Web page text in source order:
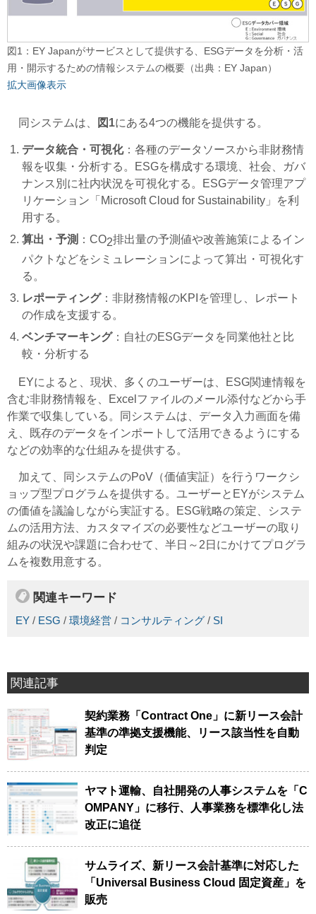
図1：EY Japanがサービスとして提供する、ESGデータを分析・活
用・開示するための情報システムの概要（出典：EY Japan）
拡大画像表示
同システムは、 図1にある4つの機能を提供する。
データ統合・可視化：各種のデータソースから非財務情
報を収集・分析する。ESGを構成する環境、社会、ガバ
ナンス別に社内状況を可視化する。ESGデータ管理アプ
リケーション「Microsoft Cloud for Sustainability」を利
用する。
算出・予測 ：CO2排出量の予測値や改善施策によるイン
パクトなどをシミュレーションによって算出・可視化す
る。
レポーティング：非財務情報のKPIを管理し、レポート
の作成を支援する。
ベンチマーキング：自社のESGデータを同業他社と比
較・分析する
EYによると、現状、多くのユーザーは、ESG関連情報を
含む非財務情報を、Excelファイルのメール添付などから手
作業で収集している。同システムは、データ入力画面を備
え、既存のデータをインポートして活用できるようにする
などの効率的な仕組みを提供する。
加えて、同システムのPoV（価値実証）を行うワークシ
ョップ型プログラムを提供する。ユーザーとEYがシステム
の価値を議論しながら実証する。ESG戦略の策定、システ
ムの活用方法、カスタマイズの必要性などユーザーの取り
組みの状況や課題に合わせて、半日～2日にかけてプログラ
ムを複数用意する。
関連キーワード
EY / ESG / 環境経営 / コンサルティング / SI
関連記事
契約業務「Contract One」に新リース会計
基準の準拠支援機能、リース該当性を自動
判定
ヤマト運輸、自社開発の人事システムを「C
OMPANY」に移行、人事業務を標準化し法
改正に追従
サムライズ、新リース会計基準に対応した
「Universal Business Cloud 固定資産」を
販売